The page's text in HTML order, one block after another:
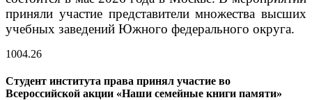
приняли участие представители множества высших
учебных заведений Южного федерального округа.
1004.26
Студент института права принял участие во
Всероссийской акции «Наши семейные книги памяти»